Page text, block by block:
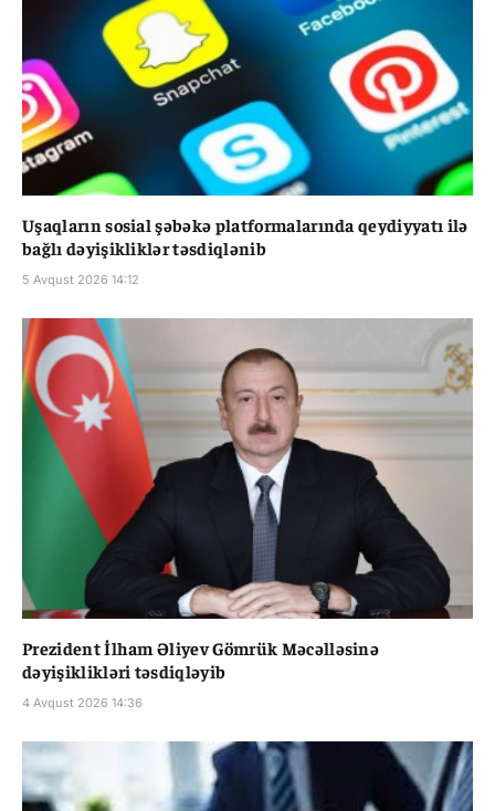
Uşaqların sosial şəbəkə platformalarında qeydiyyatı ilə
bağlı dəyişikliklər təsdiqlənib
5 Avqust 2026 14:12
Prezident İlham Əliyev Gömrük Məcəlləsinə
dəyişiklikləri təsdiqləyib
4 Avqust 2026 14:36